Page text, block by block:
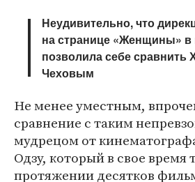
Неудивительно, что
на странице «Женщины» в
позволила себе сравнить
Чеховым
Не менее уместным,
сравнение с таким
мудрецом от
Одзу, который в свое время
протяжении десятков